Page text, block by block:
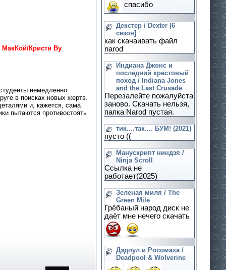
Кристи Ву
немедленно
в поисках новых жертв.
и, кажется, сама
пытаются противостоять
спасибо
Декстер / Dexter [6
сезон]
как скачаивать файл
narod
Индиана Джонс и
последний крестовый
поход / Indiana Jones
and the Last Crusade
Перезалейте пожалуйста
заново. Скачать нельзя,
папка Narod пустая.
тик....так.... БУМ! (2021)
пусто ((
Манускрипт ниндзя /
Ninja Scroll
Ссылка не
работает(2025)
Зеленая миля / The
Green Mile
Грёбаный народ диск не
даёт мне нечего скачать
Дэдпул и Росомаха /
Deadpool & Wolverine